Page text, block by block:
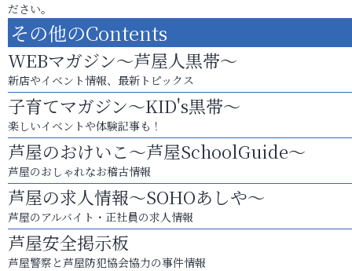
ださい。
その他のContents
WEBマガジン～芦屋人黒帯～
新店やイベント情報、最新トピックス
子育てマガジン～KID's黒帯～
楽しいイベントや体験記事も！
芦屋のおけいこ～芦屋SchoolGuide～
芦屋のおしゃれなお稽古情報
芦屋の求人情報～SOHOあしや～
芦屋のアルバイト・正社員の求人情報
芦屋安全掲示板
芦屋警察と芦屋防犯協会協力の事件情報